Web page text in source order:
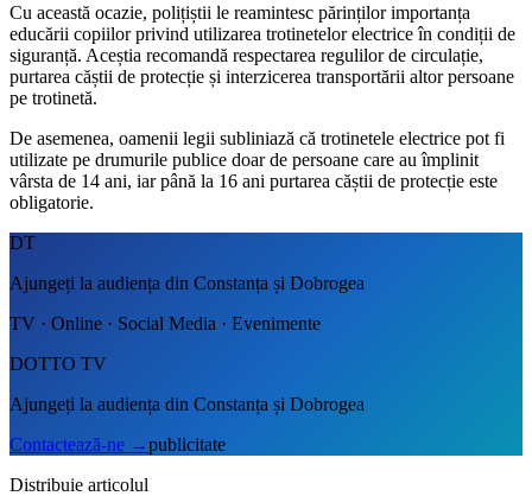
Cu această ocazie, polițiștii le reamintesc părinților importanța
educării copiilor privind utilizarea trotinetelor electrice în condiții de
siguranță. Aceștia recomandă respectarea regulilor de circulație,
purtarea căștii de protecție și interzicerea transportării altor persoane
pe trotinetă.
De asemenea, oamenii legii subliniază că trotinetele electrice pot fi
utilizate pe drumurile publice doar de persoane care au împlinit
vârsta de 14 ani, iar până la 16 ani purtarea căștii de protecție este
obligatorie.
DT
Ajungeți la audiența din Constanța și Dobrogea
TV · Online · Social Media · Evenimente
DOTTO TV
Ajungeți la audiența din Constanța și Dobrogea
Contactează-ne →publicitate
Distribuie articolul